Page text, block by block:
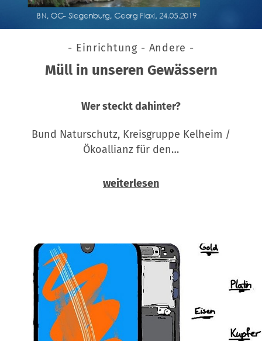
- Einrichtung - Andere -
Müll in unseren Gewässern
Wer steckt dahinter?
Bund Naturschutz, Kreisgruppe Kelheim /
Ökoallianz für den…
weiterlesen